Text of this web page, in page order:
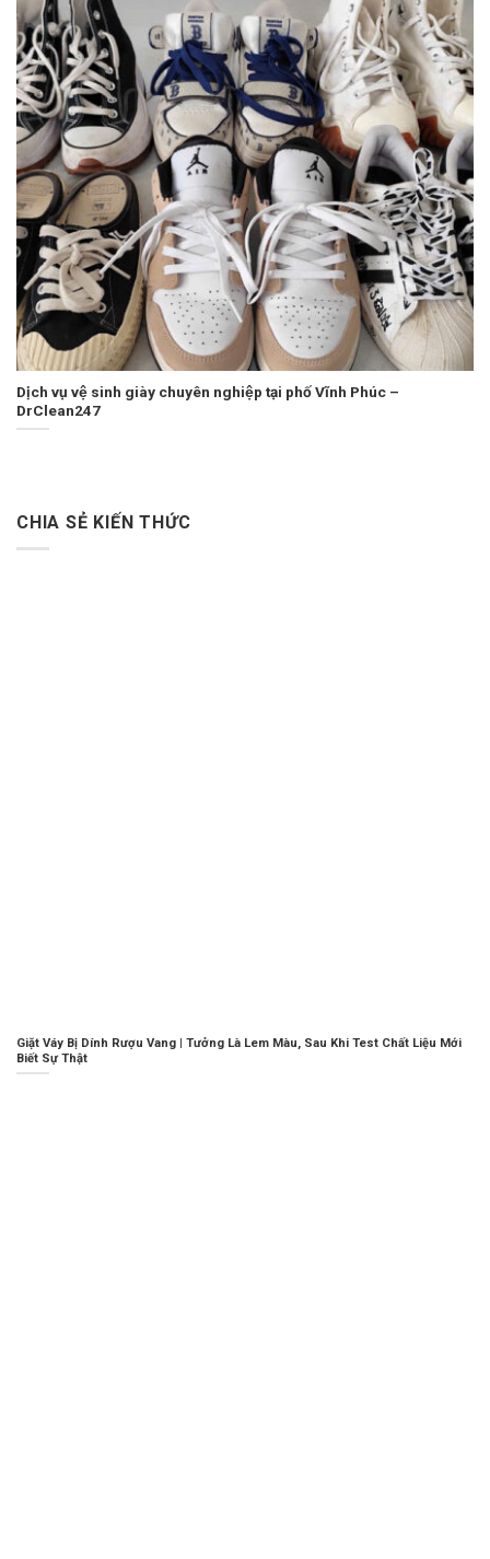
Dịch vụ vệ sinh giày chuyên nghiệp tại phố Vĩnh Phúc –
DrClean247
CHIA SẺ KIẾN THỨC
Giặt Váy Bị Dính Rượu Vang | Tưởng Là Lem Màu, Sau Khi Test Chất Liệu Mới
Biết Sự Thật